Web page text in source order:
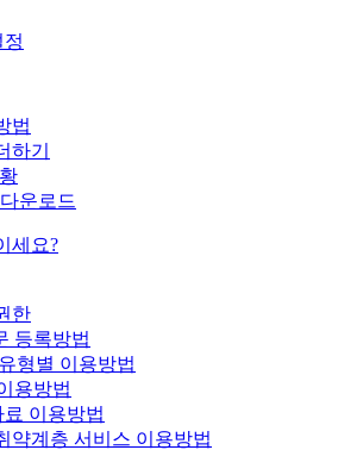
법
하기
운로드
세요?
한
등록방법
형별 이용방법
용방법
이용방법
약계층 서비스 이용방법